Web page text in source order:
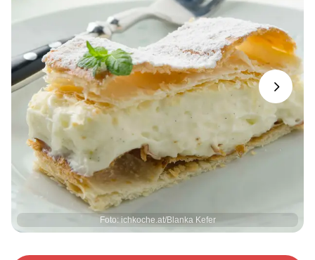
Foto: ichkoche.at/Blanka Kefer
Next